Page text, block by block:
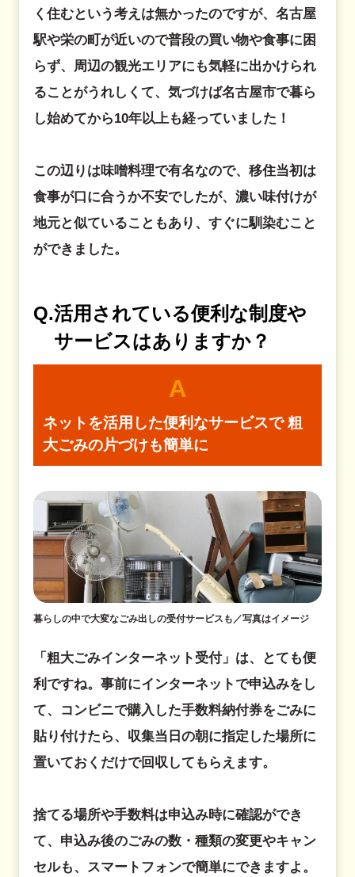
く住むという考えは無かったのですが、名古屋
駅や栄の町が近いので普段の買い物や食事に困
らず、周辺の観光エリアにも気軽に出かけられ
ることがうれしくて、気づけば名古屋市で暮ら
し始めてから10年以上も経っていました！
この辺りは味噌料理で有名なので、移住当初は
食事が口に合うか不安でしたが、濃い味付けが
地元と似ていることもあり、すぐに馴染むこと
ができました。
Q.活用されている便利な制度や
サービスはありますか？
A
ネットを活用した便利なサービスで粗
大ごみの片づけも簡単に
暮らしの中で大変なごみ出しの受付サービスも／写真はイメージ
「粗大ごみインターネット受付」は、とても便
利ですね。事前にインターネットで申込みをし
て、コンビニで購入した手数料納付券をごみに
貼り付けたら、収集当日の朝に指定した場所に
置いておくだけで回収してもらえます。
捨てる場所や手数料は申込み時に確認ができ
て、申込み後のごみの数・種類の変更やキャン
セルも、スマートフォンで簡単にできますよ。